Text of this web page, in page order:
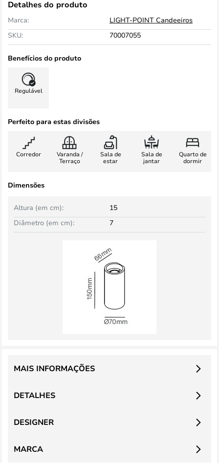
Detalhes do produto
Marca:
LIGHT-POINT Candeeiros
SKU:
70007055
Benefícios do produto
Regulável
Perfeito para estas divisões
Corredor
Varanda /
Terraço
Sala de
estar
Sala de
jantar
Quarto de
dormir
Dimensões
Altura (em cm):
15
Diâmetro (em cm):
7
DETALHES
MAIS INFORMAÇÕES
DESIGNER
MARCA